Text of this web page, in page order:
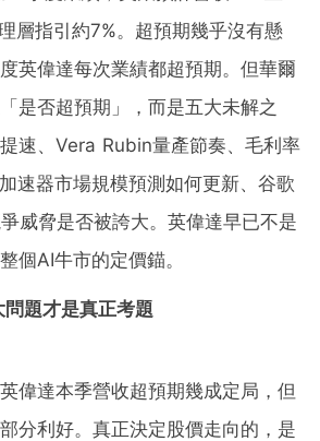
層指引約7%。超預期幾乎沒有懸
英偉達每次業績都超預期。但華爾
是否超預期」，而是五大未解之
速、Vera Rubin量產節奏、毛利率
速器市場規模預測如何更新、谷歌
威脅是否被誇大。英偉達早已不是
AI牛市的定價錨。
題才是真正考題
偉達本季營收超預期幾成定局，但
分利好。真正決定股價走向的，是